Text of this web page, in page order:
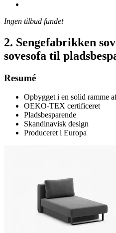
Ingen tilbud fundet
2. Sengefabrikken
sovesofa til
Resumé
Opbygget i en solid ramme
OEKO-TEX certificeret
Pladsbesparende
Skandinavisk design
Produceret i Europa